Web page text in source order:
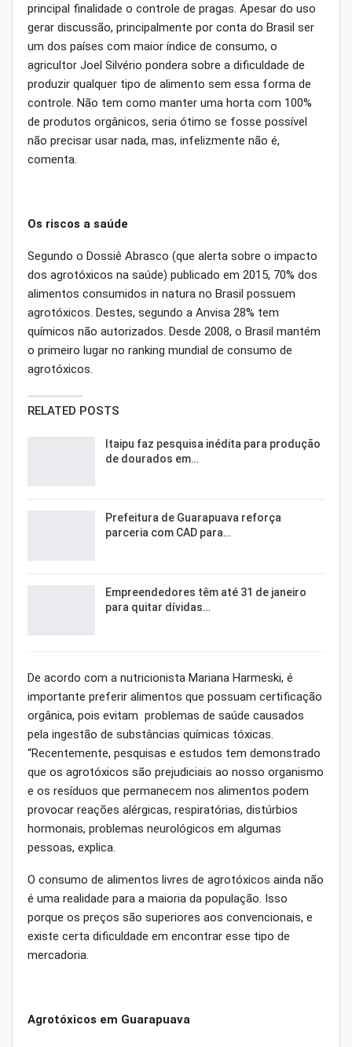
principal finalidade o controle de pragas. Apesar do uso
gerar discussão, principalmente por conta do Brasil ser
um dos países com maior índice de consumo, o
agricultor Joel Silvério pondera sobre a dificuldade de
produzir qualquer tipo de alimento sem essa forma de
controle. Não tem como manter uma horta com 100%
de produtos orgânicos, seria ótimo se fosse possível
não precisar usar nada, mas, infelizmente não é,
comenta.
Os riscos a saúde
Segundo o Dossiê Abrasco (que alerta sobre o impacto
dos agrotóxicos na saúde) publicado em 2015, 70% dos
alimentos consumidos in natura no Brasil possuem
agrotóxicos. Destes, segundo a Anvisa 28% tem
químicos não autorizados. Desde 2008, o Brasil mantém
o primeiro lugar no ranking mundial de consumo de
agrotóxicos.
RELATED POSTS
Itaipu faz pesquisa inédita para produção
de dourados em…
Prefeitura de Guarapuava reforça
parceria com CAD para…
Empreendedores têm até 31 de janeiro
para quitar dívidas…
De acordo com a nutricionista Mariana Harmeski, é
importante preferir alimentos que possuam certificação
orgânica, pois evitam problemas de saúde causados
pela ingestão de substâncias químicas tóxicas.
“Recentemente, pesquisas e estudos tem demonstrado
que os agrotóxicos são prejudiciais ao nosso organismo
e os resíduos que permanecem nos alimentos podem
provocar reações alérgicas, respiratórias, distúrbios
hormonais, problemas neurológicos em algumas
pessoas, explica.
O consumo de alimentos livres de agrotóxicos ainda não
é uma realidade para a maioria da população. Isso
porque os preços são superiores aos convencionais, e
existe certa dificuldade em encontrar esse tipo de
mercadoria.
Agrotóxicos em Guarapuava